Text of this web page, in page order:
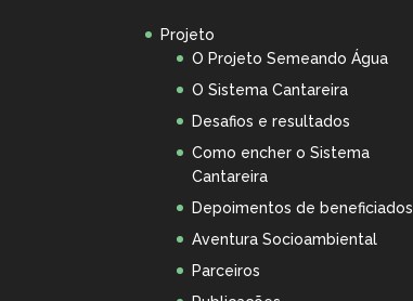
Projeto
O Projeto Semeando Água
O Sistema Cantareira
Desafios e resultados
Como encher o Sistema
Cantareira
Depoimentos de beneficiados
Aventura Socioambiental
Parceiros